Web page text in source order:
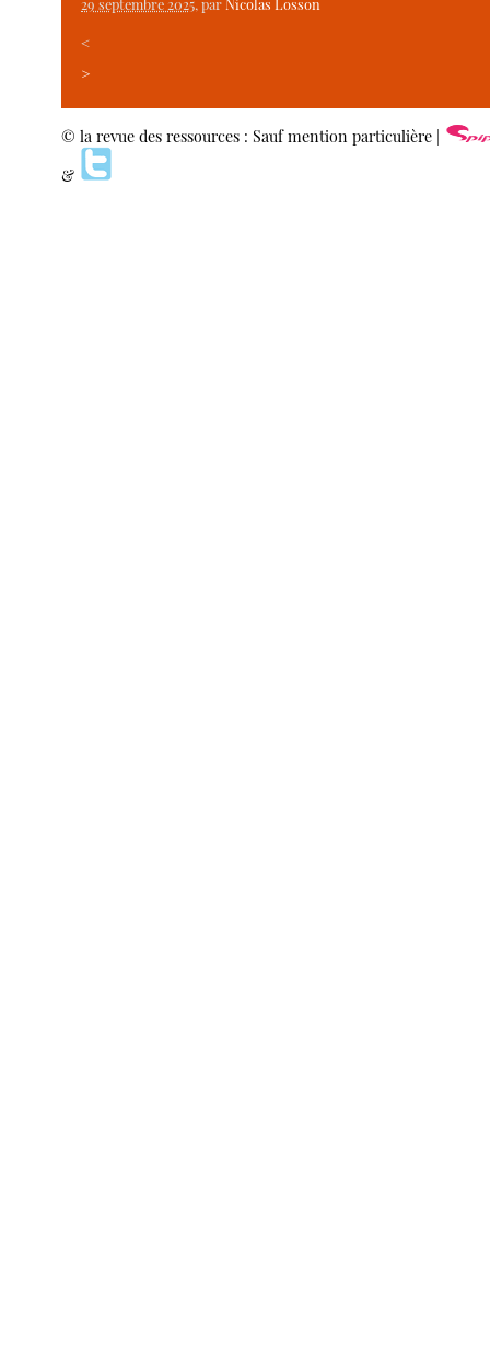
29 septembre 2025, par Nicolas Losson
<
>
© la revue des ressources : Sauf mention particulière |
&